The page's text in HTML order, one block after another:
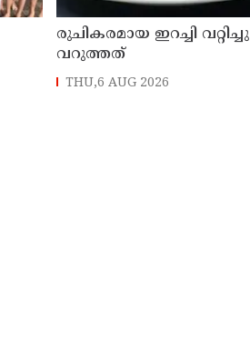
രുചികരമായ ഇറച്ചി വറ്റിച്ചു
വറുത്തത്
THU,6 AUG 2026